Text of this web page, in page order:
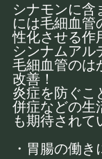
シナモンに含
には毛細血管
性化させる作
シンナムアル
毛細血管のは
改善！
炎症を防ぐこ
併症などの生
も期待されて
・胃腸の働き